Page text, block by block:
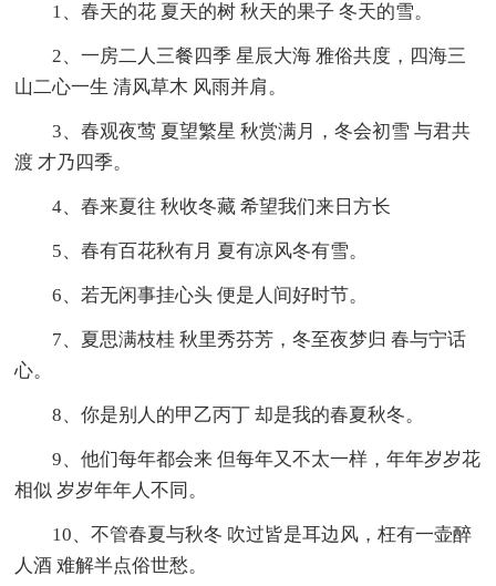
1、春天的花 夏天的树 秋天的果子 冬天的雪。
2、一房二人三餐四季 星辰大海 雅俗共度，四海三
山二心一生 清风草木 风雨并肩。
3、春观夜莺 夏望繁星 秋赏满月，冬会初雪 与君共
渡 才乃四季。
4、春来夏往 秋收冬藏 希望我们来日方长
5、春有百花秋有月 夏有凉风冬有雪。
6、若无闲事挂心头 便是人间好时节。
7、夏思满枝桂 秋里秀芬芳，冬至夜梦归 春与宁话
心。
8、你是别人的甲乙丙丁 却是我的春夏秋冬。
9、他们每年都会来 但每年又不太一样，年年岁岁花
相似 岁岁年年人不同。
10、不管春夏与秋冬 吹过皆是耳边风，枉有一壶醉
人酒 难解半点俗世愁。